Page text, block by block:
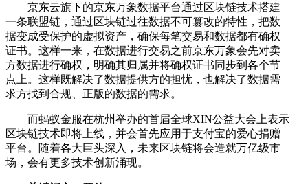
京东云旗下的京东万象数据平台通过区块链技术搭建
一条联盟链，通过区块链过往数据不可篡改的特性，把数
据变成受保护的虚拟资产，确保每笔交易和数据都有确权
证书。这样一来，在数据进行交易之前京东万象会先对卖
方数据进行确权，明确其归属并将确权证书同步到各个节
点上。这样既解决了数据提供方的担忧，也解决了数据需
求方找到合规、正版的数据的需求。
而蚂蚁金服在杭州举办的首届全球XIN公益大会上表示
区块链技术即将上线，并会首先应用于支付宝的爱心捐赠
平台。随着各大巨头深入，未来区块链将会造就万亿级市
场，会有更多技术创新涌现。